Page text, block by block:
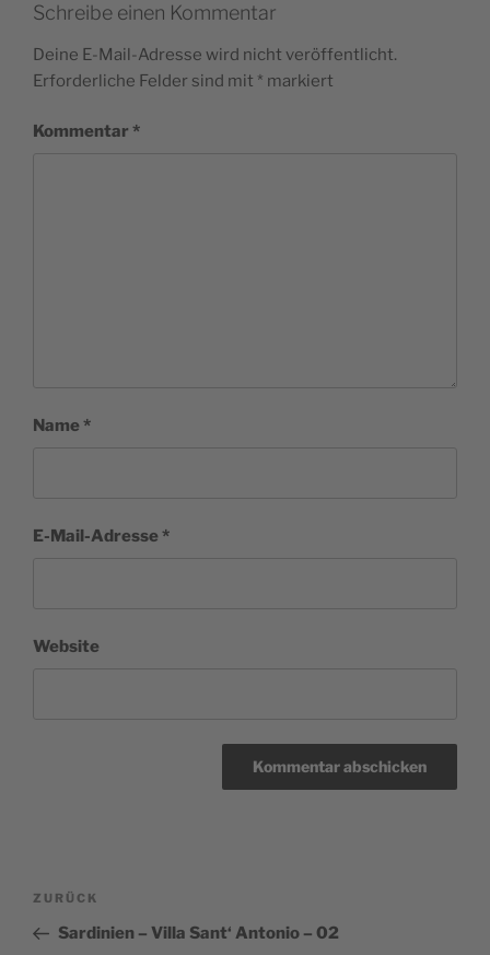
Schreibe einen Kommentar
Deine E-Mail-Adresse wird nicht veröffentlicht.
Erforderliche Felder sind mit * markiert
Kommentar *
Name*
E-Mail-Adresse*
Website
Beitragsnavigation
Vorheriger
Beitrag
ZURÜCK
Sardinien – Villa Sant‘ Antonio – 02